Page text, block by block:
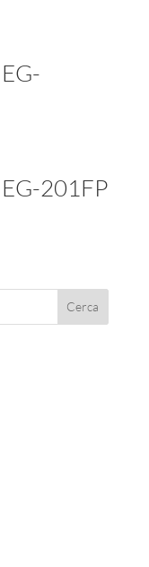
201FP